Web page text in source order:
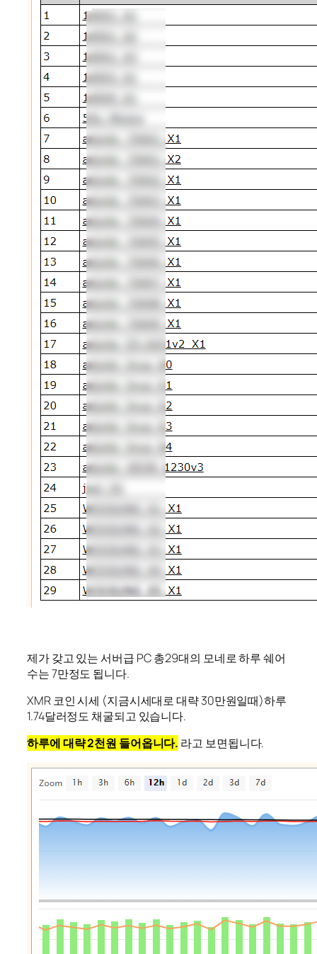
제가 갖고 있는 서버급 PC 총29대의 모네로 하루 쉐어
수는 7만정도 됩니다.
XMR 코인 시세 (지금시세대로 대략 30만원일때)하루
1.74달러정도 채굴되고 있습니다.
하루에 대략 2천원 들어옵니다. 라고 보면됩니다.